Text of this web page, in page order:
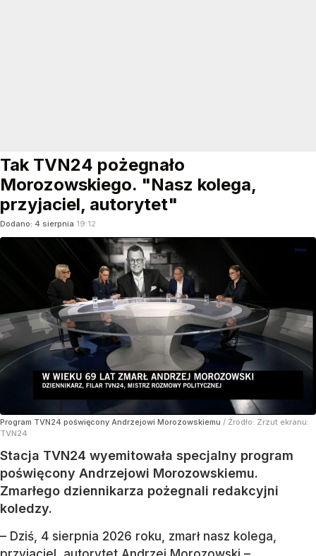
Tak TVN24 pożegnało
Morozowskiego. "Nasz kolega,
przyjaciel, autorytet"
Dodano: 4 sierpnia 19:12
Program TVN24 poświęcony Andrzejowi Morozowskiemu / Źródło: Zrzut ekranu:
TVN24
Stacja TVN24 wyemitowała specjalny program
poświęcony Andrzejowi Morozowskiemu.
Zmarłego dziennikarza pożegnali redakcyjni
koledzy.
– Dziś, 4 sierpnia 2026 roku, zmarł nasz kolega,